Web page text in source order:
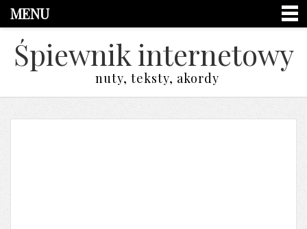
MENU
Śpiewnik internetowy
nuty, teksty, akordy